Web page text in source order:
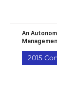
An
2015